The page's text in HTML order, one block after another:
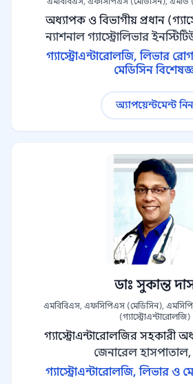
অধ্যাপক ও বিভাগীয় প্রধান
ন্যাশনাল গ্যাস্ট্রোলিভার
গ্যাস্ট্রোএন্টারোলজি, লিভার
মেডিসিন
অ্যাপয়েন্টমেন্ট নিন
ডাঃ সুকান্ত
এমবিবিএস, এফসিপিএস (মেডিসিন),
(গ্যাস্ট্রোএন্টারোলজি)
গ্যাস্ট্রোএন্টারোলজির সহকারী
জেনারেল হাসপাতাল,
গ্যাস্ট্রোএন্টারোলজি, লিভার ও